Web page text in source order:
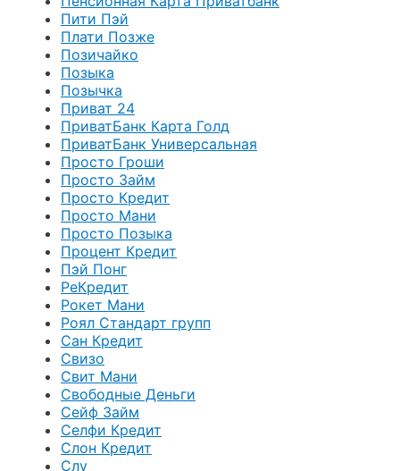
Пити Пэй
Плати Позже
Позичайко
Позыка
Позычка
Приват 24
ПриватБанк Карта Голд
ПриватБанк Универсальная
Просто Гроши
Просто Займ
Просто Кредит
Просто Мани
Просто Позыка
Процент Кредит
Пэй Понг
РеКредит
Рокет Мани
Роял Стандарт групп
Сан Кредит
Свизо
Свит Мани
Свободные Деньги
Сейф Займ
Селфи Кредит
Слон Кредит
Слу